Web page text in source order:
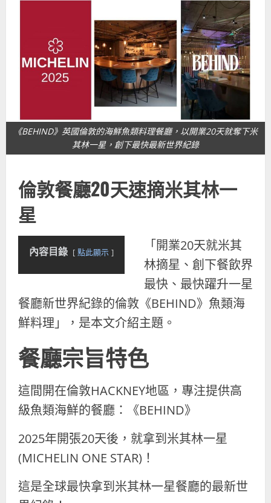
《BEHIND》英國倫敦的海鮮魚類料理餐廳，以開業20天就奪下米
其林一星，創下最快最新世界紀錄
倫敦餐廳20天速摘米其林一
星
內容目錄 點此顯示
「開業20天就米其
林摘星、創下餐飲界
最快、最快躍升一星
餐廳新世界紀錄的倫敦《BEHIND》魚類海
鮮料理」，是本文介紹主題。
餐廳宗旨特色
這間開在倫敦HACKNEY地區，專注提供高
級魚類海鮮的餐廳：《BEHIND》
2025年開張20天後，就拿到米其林一星
(MICHELIN ONE STAR)！
這是全球最快拿到米其林一星餐廳的最新世